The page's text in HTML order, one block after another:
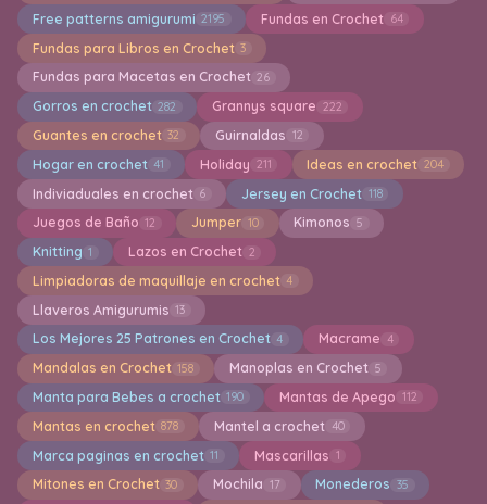
Free patterns amigurumi 2195 Fundas en Crochet 64
Fundas para Libros en Crochet 3
Fundas para Macetas en Crochet 26
Gorros en crochet 282 Grannys square 222
Guantes en crochet 32 Guirnaldas 12
Hogar en crochet 41 Holiday 211 Ideas en crochet 204
Indiviaduales en crochet 6 Jersey en Crochet 118
Juegos de Baño 12 Jumper 10 Kimonos 5
Knitting 1 Lazos en Crochet 2
Limpiadoras de maquillaje en crochet 4
Llaveros Amigurumis 13
Los Mejores 25 Patrones en Crochet 4 Macrame 4
Mandalas en Crochet 158 Manoplas en Crochet 5
Manta para Bebes a crochet 190 Mantas de Apego 112
Mantas en crochet 878 Mantel a crochet 40
Marca paginas en crochet 11 Mascarillas 1
Mitones en Crochet 30 Mochila 17 Monederos 35